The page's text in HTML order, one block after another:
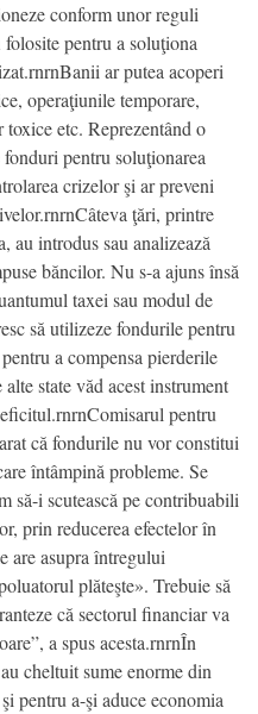
conform unor reguli
pentru a soluţiona
ar putea acoperi
operaţiunile temporare,
toxice etc. Reprezentând o
pentru soluţionarea
crizelor şi ar preveni
ţări, printre
au introdus sau analizează
băncilor. Nu s-a ajuns însă
taxei sau modul de
să utilizeze fondurile pentru
a compensa pierderile
state văd acest instrument
pentru
că fondurile nu vor constitui
întâmpină probleme. Se
să-i scutească pe contribuabili
prin reducerea efectelor în
are asupra întregului
plăteşte». Trebuie să
că sectorul financiar va
a spus acesta.rnrnÎn
cheltuit sume enorme din
pentru a-şi aduce economia